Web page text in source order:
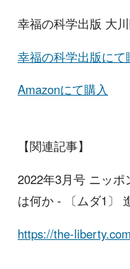
幸福の科学出版 大
幸福の科学出版にて
Amazonにて購入
【関連記事】
2022年3月号 ニッ
は何か - 〔ムダ1〕
https://the-